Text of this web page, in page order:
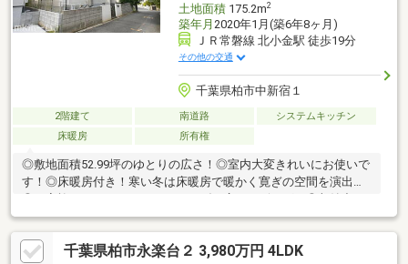
土地面積175.2m2
築年月 2020年1月(築6年8ヶ月)
ＪＲ常磐線 北小金駅 徒歩19分
その他の交通
千葉県柏市中新宿１
2階建て 南道路
システムキッチン
床暖房
所有権
◎敷地面積52.99坪のゆとりの広さ！◎室内大変きれいにお使いで
す！◎床暖房付き！寒い冬は床暖房で暖かく寛ぎの空間を演出！
ある大型WIC付きで、本来の居住空間を最大限利用！◎TVモニタ
ー付インターホンで訪問者が一目でわかります！◎近隣、生活利
便施設が充実！快適な生活が過ごせる住環境が魅力です！
千葉県柏市永楽台２ 3,980万円 4LDK